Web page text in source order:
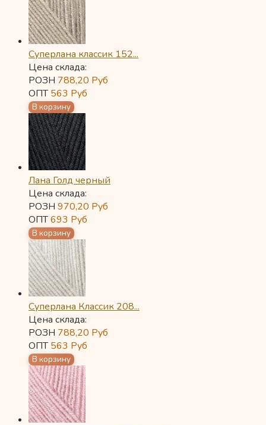
Суперлана классик 152...
Цена склада:
РОЗН 788,20 Руб
ОПТ563 Руб
Лана Голд черный
Цена склада:
РОЗН 970,20 Руб
ОПТ693 Руб
Суперлана Классик 208...
Цена склада:
РОЗН 788,20 Руб
ОПТ563 Руб